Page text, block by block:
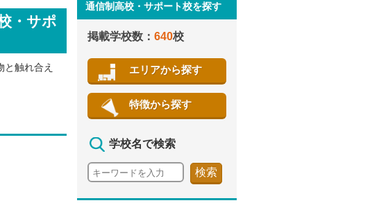
特徴から探す
・サポ
触れ合え
通信制高校・サポート校を探す
掲載学校数： 640校
エリアから探す
特徴から探す
学校名で検索